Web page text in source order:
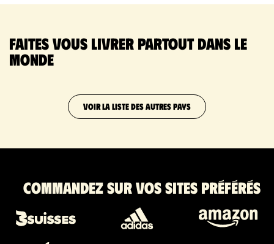
Faites vous livrer partout dans le
monde
VOIR LA LISTE DES AUTRES PAYS
Commandez sur vos sites préférés